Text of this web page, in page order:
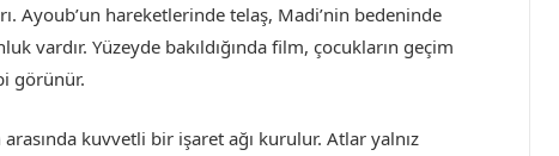
Ayoub’un hareketlerinde telaş, Madi’nin bedeninde
vardır. Yüzeyde bakıldığında film, çocukların geçim
görünür.
arasında kuvvetli bir işaret ağı kurulur. Atlar yalnız